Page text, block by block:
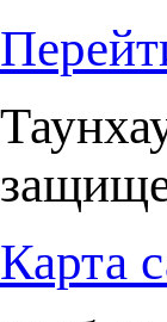
Карта